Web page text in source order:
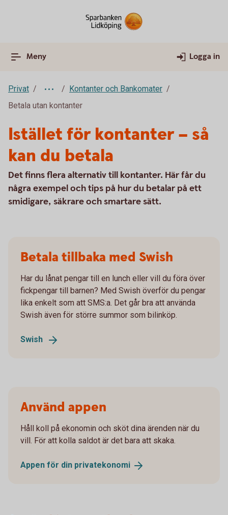
Meny Logga in
Privat
Kontanter och Bankomater
Betala utan kontanter
Istället för kontanter – så
kan du betala
Det finns flera alternativ till kontanter. Här får du
några exempel och tips på hur du betalar på ett
smidigare, säkrare och smartare sätt.
Betala tillbaka med Swish
Har du lånat pengar till en lunch eller vill du föra över
fickpengar till barnen? Med Swish överför du pengar
lika enkelt som att SMS:a. Det går bra att använda
Swish även för större summor som bilinköp.
Swish
Använd appen
Håll koll på ekonomin och sköt dina ärenden när du
vill. För att kolla saldot är det bara att skaka.
Appen för din privatekonomi